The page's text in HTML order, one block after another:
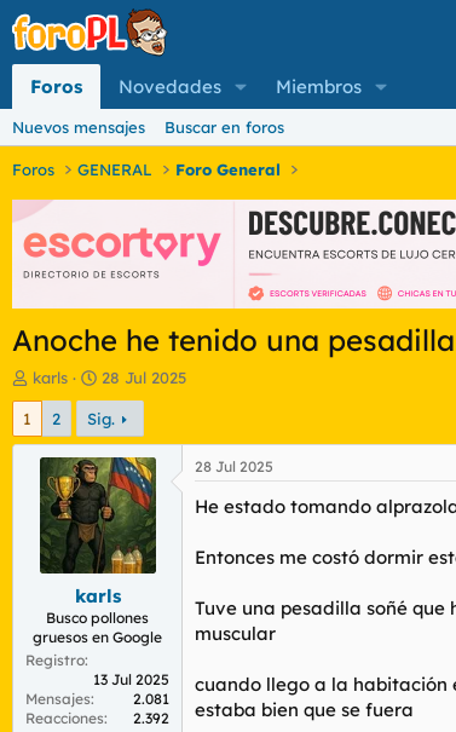
Foros Novedades Miembros
Nuevos mensajes Buscar en foros
Foros GENERAL Foro General
Anoche he tenido una
I
n
c
a
d
o
d
t
e
a
karls
F
e
c
h
a
d
e
i
n
i
c
i
o
28 Jul 2025
1 2 Sig.
karls
Busco pollones
gruesos en Google
Registro
13 Jul 2025
Mensajes
2.081
Reacciones
2.392
28 Jul 2025
He estado tomando
Entonces me costó dormir
Tuve una pesadilla soñé
muscular
cuando llego a la habitación
estaba bien que se fuera